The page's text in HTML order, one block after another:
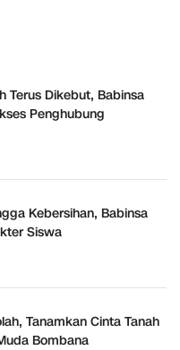
Terus Dikebut, Babinsa
Penghubung
Kebersihan, Babinsa
Siswa
Tanamkan Cinta Tanah
Bombana